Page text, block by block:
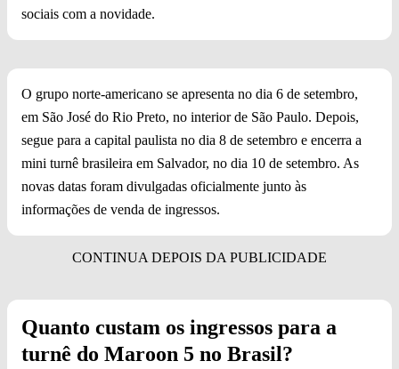
sociais com a novidade.
O grupo norte-americano se apresenta no dia 6 de setembro,
em São José do Rio Preto, no interior de São Paulo. Depois,
segue para a capital paulista no dia 8 de setembro e encerra a
mini turnê brasileira em Salvador, no dia 10 de setembro. As
novas datas foram divulgadas oficialmente junto às
informações de venda de ingressos.
Quanto custam os ingressos para a
turnê do Maroon 5 no Brasil?